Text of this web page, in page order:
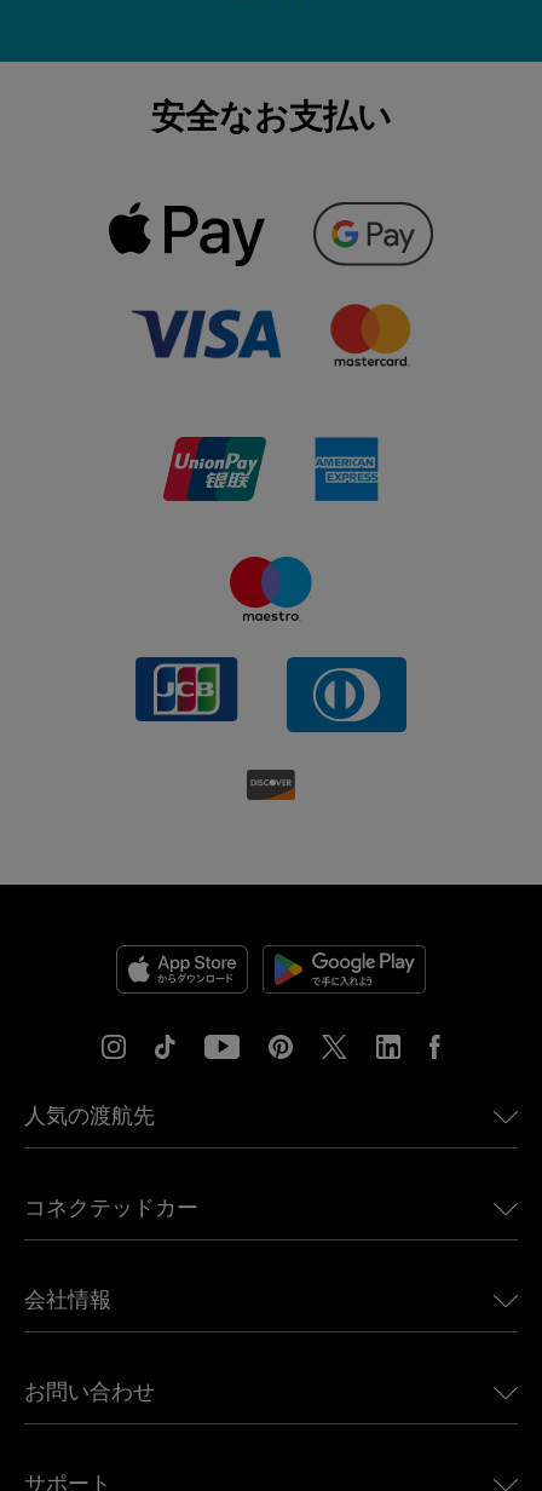
安全なお支払い
人気の渡航先
ヨーロッパ向けeSIM
カナダ向けeSIM
アフリカ向けeSIM
すべての目的地を見る
コネクテッドカー
Land Rover向けUbigi
Jeep向けUbigi
会社情報
Ubigi関連プレス
Ubigiアプリ
お問い合わせ
サポート